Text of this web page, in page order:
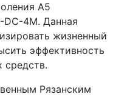
А5
4M. Данная
жизненный
эффективность
средств.
Рязанским